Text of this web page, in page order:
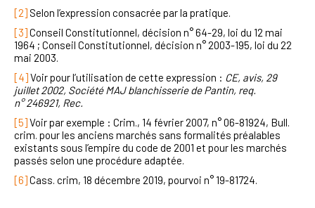
[2] Selon l’expression consacrée par la pratique.
[3]Conseil Constitutionnel, décision n° 64-29, loi du 12 mai
1964 ; Conseil Constitutionnel, décision n° 2003-195, loi du 22
mai 2003.
[4]Voir pour l’utilisation de cette expression : CE, avis, 29
juillet 2002, Société MAJ blanchisserie de Pantin, req.
n° 246921, Rec.
[5]Voir par exemple : Crim., 14 février 2007, n° 06-81924, Bull.
crim. pour les anciens marchés sans formalités préalables
existants sous l’empire du code de 2001 et pour les marchés
passés selon une procédure adaptée.
[6]Cass. crim, 18 décembre 2019, pourvoi n° 19-81724.